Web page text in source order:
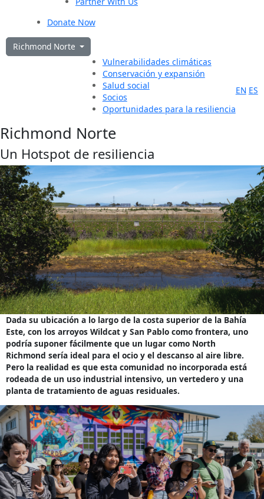
Donate Now
Richmond Norte
Vulnerabilidades climáticas
Conservación y expansión
Salud social
Socios
Oportunidades para la resiliencia
EN ES
Richmond Norte
Un Hotspot de resiliencia
Dada su ubicación a lo largo de la costa superior de la Bahía
Este, con los arroyos Wildcat y San Pablo como frontera, uno
podría suponer fácilmente que un lugar como North
Richmond sería ideal para el ocio y el descanso al aire libre.
Pero la realidad es que esta comunidad no incorporada está
rodeada de un uso industrial intensivo, un vertedero y una
planta de tratamiento de aguas residuales.